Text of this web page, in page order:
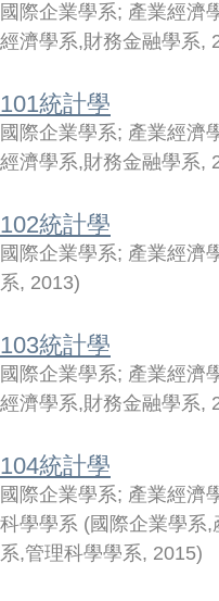
國際企業學系; 產業經濟
經濟學系,財務金融學系,
101統計學
國際企業學系; 產業經濟
經濟學系,財務金融學系,
102統計學
國際企業學系; 產業經濟
系, 2013)
103統計學
國際企業學系; 產業經濟
經濟學系,財務金融學系,
104統計學
國際企業學系; 產業經濟
科學學系 (國際企業學系
系,管理科學學系, 2015)